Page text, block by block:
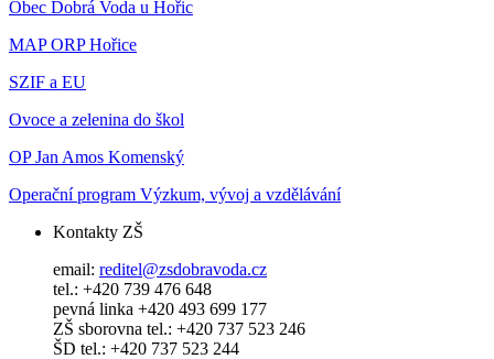
Obec Dobrá Voda u Hořic
MAP ORP Hořice
SZIF a EU
Ovoce a zelenina do škol
OP Jan Amos Komenský
Operační program Výzkum, vývoj a vzdělávání
Kontakty ZŠ
email: reditel@zsdobravoda.cz
tel.: +420 739 476 648
pevná linka +420 493 699 177
ZŠ sborovna tel.: +420 737 523 246
ŠD tel.: +420 737 523 244